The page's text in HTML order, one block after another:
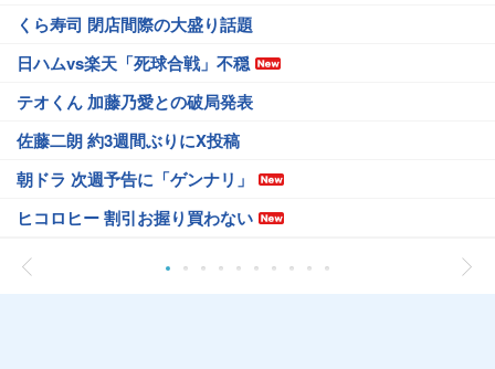
くら寿司 閉店間際の大盛り話題
日ハムvs楽天「死球合戦」不穏
テオくん 加藤乃愛との破局発表
佐藤二朗 約3週間ぶりにX投稿
朝ドラ 次週予告に「ゲンナリ」
ヒコロヒー 割引お握り買わない